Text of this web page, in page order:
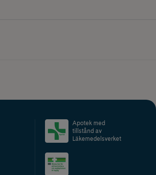
Apotek med
tillstånd av
Läkemedelsverket